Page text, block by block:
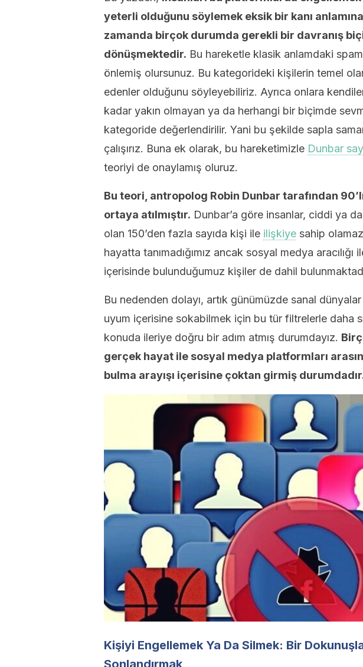
yeterli olduğunu söylemek eksik bir kanı
zamanda birçok durumda gerekli bir davranış
dönüşmektedir. Bu hareketle klasik anlamdaki
önlemiş olursunuz. Bu kategorideki kişilerin temel
edenler olduğunu söyleyebiliriz. Ayrıca onlara
kadar yakın olmayan ya da herhangi bir biçimde
kategoride değerlendirilir. Yani bu şekilde sapla
çalışırız. Buna ek olarak, bu hareketimizle Dunbar
teoriyi de onaylamış oluruz.
Bu teori, antropolog Robin Dunbar tarafından
ortaya atılmıştır. Dunbar’a göre insanlar, ciddi ya
olan 150’den fazla sayıda kişi ile ilişkiye sahip
hayatta tanımadığımız ancak sosyal medya
içerisinde bulunduğumuz kişiler de dahil
Bu nedenden dolayı, artık günümüzde sanal dünyalar
uyum içerisine sokabilmek için bu tür filtrelerle daha
konuda ileriye doğru bir adım atmış durumdayız.
gerçek hayat ile sosyal medya platformları
bulma arayışı içerisine çoktan girmiş
Kişiyi Engellemek Ya Da Silmek: Bir
Sonlandırmak